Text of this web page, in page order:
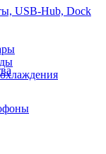
USB-Hub, Dock